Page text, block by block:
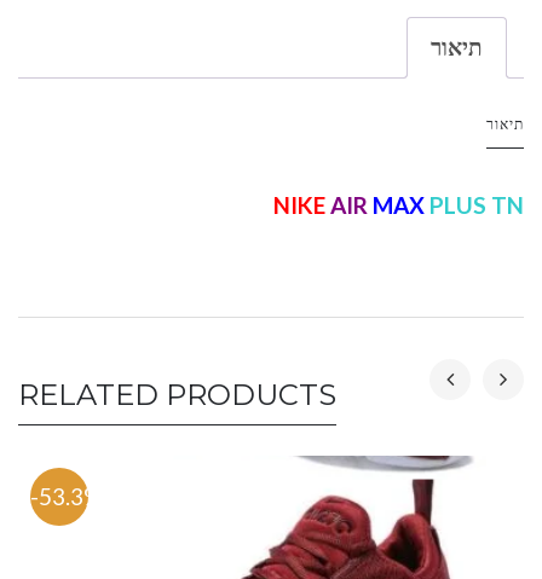
תיאור
תיאור
NIKEAIR MAX PLUS TN
RELATED PRODUCTS
-53.3%